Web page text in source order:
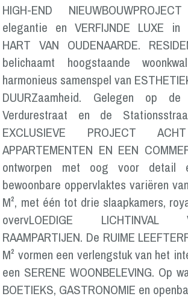
HIGH-END
elegantie en VERFIJNDE LUXE in
HART VAN OUDENAARDE.
belichaamt hoogstaande
harmonieus samenspel van
DUURZaamheid. Gelegen op
Verdurestraat en de
EXCLUSIEVE PROJECT
APPARTEMENTEN EN EEN
ontworpen met oog voor detail
bewoonbare oppervlaktes variëren
M², met één tot drie slaapkamers,
overvLOEDIGE
RAAMPARTIJEN. De RUIME
M² vormen een verlengstuk van het
een SERENE WOONBELEVING. Op
BOETIEKS, GASTRONOMIE en